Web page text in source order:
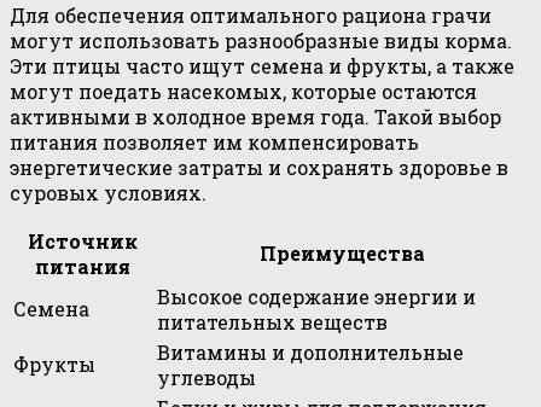
Для обеспечения оптимального рациона грачи
могут использовать разнообразные виды корма.
Эти птицы часто ищут семена и фрукты, а также
могут поедать насекомых, которые остаются
активными в холодное время года. Такой выбор
питания позволяет им компенсировать
энергетические затраты и сохранять здоровье в
суровых условиях.
Источник
питания
Преимущества
Семена
Высокое содержание энергии и
питательных веществ
Фрукты
Витамины и дополнительные
углеводы